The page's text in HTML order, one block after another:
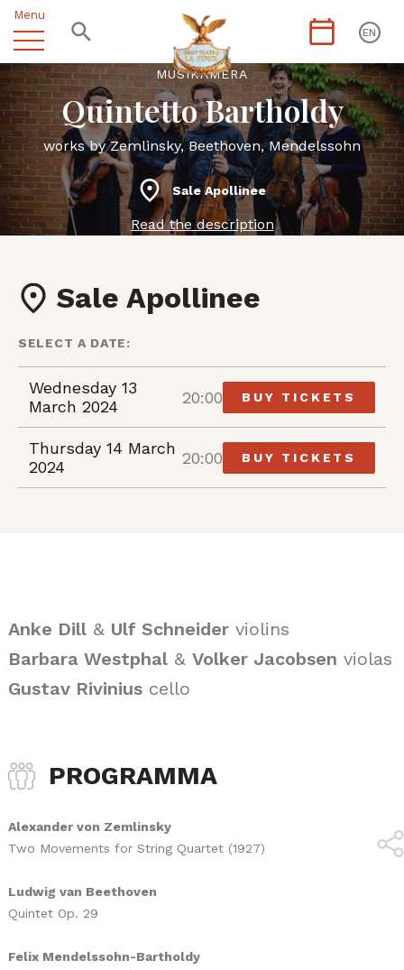
Menu
EN
MUSIKÀMERA
Quintetto Bartholdy
works by Zemlinsky, Beethoven, Mendelssohn
Sale Apollinee
Read the description
Sale Apollinee
SELECT A DATE:
Wednesday 13
March 2024
20:00 BUY TICKETS
Thursday 14 March
2024
20:00 BUY TICKETS
Anke Dill & Ulf Schneider violins
Barbara Westphal & Volker Jacobsen violas
Gustav Rivinius cello
PROGRAMMA
Alexander von Zemlinsky
Two Movements for String Quartet (1927)
Ludwig van Beethoven
Quintet Op. 29
Felix Mendelssohn-Bartholdy